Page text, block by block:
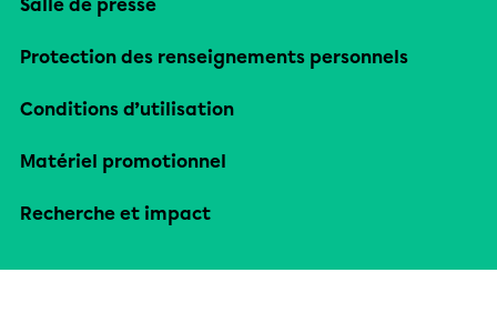
Salle de presse
Protection des renseignements personnels
Conditions d’utilisation
Matériel promotionnel
Recherche et impact